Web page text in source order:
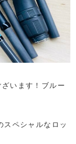
います！ブルー
ペシャルなロッ